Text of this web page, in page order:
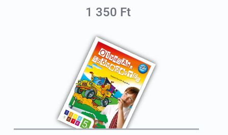
1 350 Ft